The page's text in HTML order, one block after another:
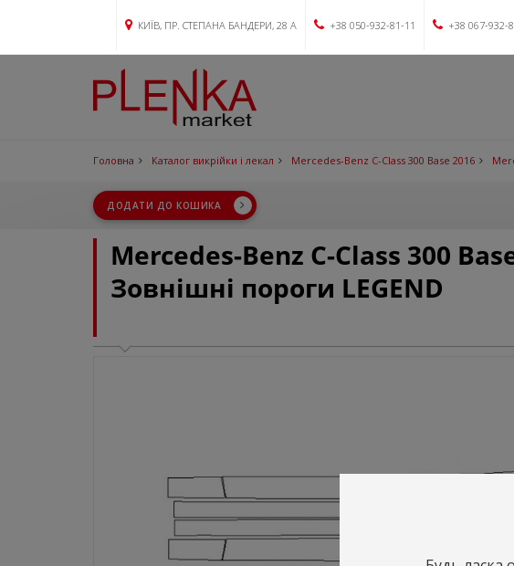
КИЇВ, ПР. СТЕПАНА БАНДЕРИ, 28 А +38 050-932-81-11 +38 067-932-
Головна Каталог викрійки і лекал Mercedes-Benz C-Class 300 Base 2016
ДОДАТИ ДО КОШИКА
Mercedes-Benz C-Class 300
Зовнішні пороги LEGEND